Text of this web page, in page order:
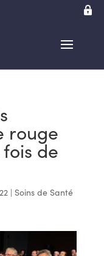
rouge
de
| Soins de Santé